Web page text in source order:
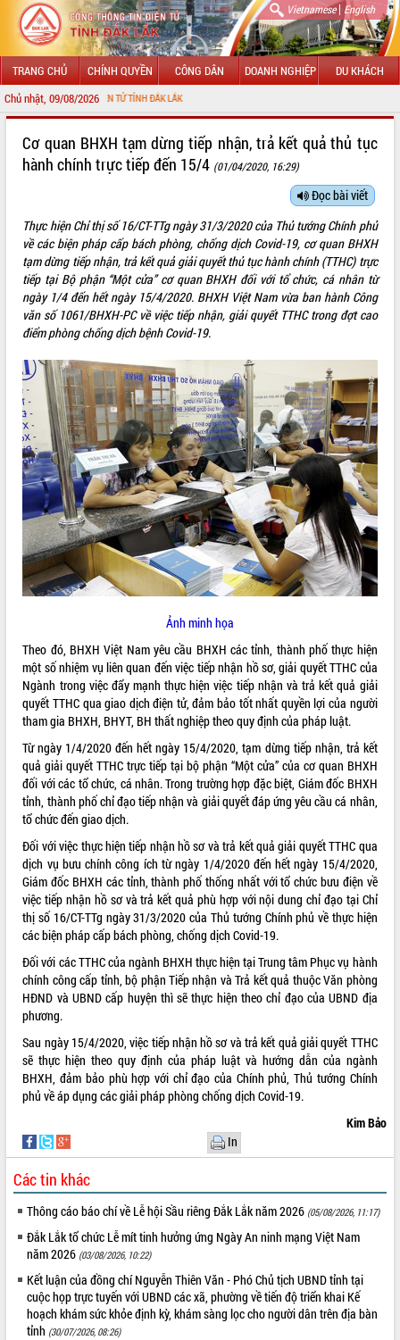
Vietnamese| English
TRANG CHỦ CHÍNH QUYỀN CÔNG DÂN DOANH NGHIỆP DU KHÁCH
Chủ nhật, 09/08/2026
TIN ĐIỆN TỬ TỈNH ĐẮK LẮK
LÃNH ĐẠO UBND TỈNH
SỞ, BAN, NGÀNH
UBND CÁC XÃ, PHƯỜNG
THÔNG TIN CHỈ ĐẠO ĐIỀU HÀNH
VĂN BẢN HĐND TỈNH
ĐIỂM TIN VĂN BẢN
QUY HOẠCH - KẾ HOẠCH
VIDEO
Không có file video nào để phát.
ALBUM ẢNH
LIÊN KẾT WEB
THỐNG KÊ TRUY CẬP
Hôm nay: 17897
Tất cả: 66103565
Cơ quan BHXH tạm dừng tiếp nhận, trả kết quả thủ tục
hành chính trực tiếp đến 15/4 (01/04/2020, 16:29)
Đọc bài viết
Thực hiện Chỉ thị số 16/CT-TTg ngày 31/3/2020 của Thủ tướng Chính phủ
về các biện pháp cấp bách phòng, chống dịch Covid-19, cơ quan BHXH
tạm dừng tiếp nhận, trả kết quả giải quyết thủ tục hành chính (TTHC) trực
tiếp tại Bộ phận “Một cửa” cơ quan BHXH đối với tổ chức, cá nhân từ
ngày 1/4 đến hết ngày 15/4/2020. BHXH Việt Nam vừa ban hành Công
văn số 1061/BHXH-PC về việc tiếp nhận, giải quyết TTHC trong đợt cao
điểm phòng chống dịch bệnh Covid-19.
Ảnh minh họa
Theo đó, BHXH Việt Nam yêu cầu BHXH các tỉnh, thành phố thực hiện
một số nhiệm vụ liên quan đến việc tiếp nhận hồ sơ, giải quyết TTHC của
Ngành trong việc đẩy mạnh thực hiện việc tiếp nhận và trả kết quả giải
quyết TTHC qua giao dịch điện tử, đảm bảo tốt nhất quyền lợi của người
tham gia BHXH, BHYT, BH thất nghiệp theo quy định của pháp luật.
Từ ngày 1/4/2020 đến hết ngày 15/4/2020, tạm dừng tiếp nhận, trả kết
quả giải quyết TTHC trực tiếp tại bộ phận “Một cửa” của cơ quan BHXH
đối với các tổ chức, cá nhân. Trong trường hợp đặc biệt, Giám đốc BHXH
tỉnh, thành phố chỉ đạo tiếp nhận và giải quyết đáp ứng yêu cầu cá nhân,
tổ chức đến giao dịch.
Đối với việc thực hiện tiếp nhận hồ sơ và trả kết quả giải quyết TTHC qua
dịch vụ bưu chính công ích từ ngày 1/4/2020 đến hết ngày 15/4/2020,
Giám đốc BHXH các tỉnh, thành phố thống nhất với tổ chức bưu điện về
việc tiếp nhận hồ sơ và trả kết quả phù hợp với nội dung chỉ đạo tại Chỉ
thị số 16/CT-TTg ngày 31/3/2020 của Thủ tướng Chính phủ về thực hiện
các biện pháp cấp bách phòng, chống dịch Covid-19.
Đối với các TTHC của ngành BHXH thực hiện tại Trung tâm Phục vụ hành
chính công cấp tỉnh, bộ phận Tiếp nhận và Trả kết quả thuộc Văn phòng
HĐND và UBND cấp huyện thì sẽ thực hiện theo chỉ đạo của UBND địa
phương.
Sau ngày 15/4/2020, việc tiếp nhận hồ sơ và trả kết quả giải quyết TTHC
sẽ thực hiện theo quy định của pháp luật và hướng dẫn của ngành
BHXH, đảm bảo phù hợp với chỉ đạo của Chính phủ, Thủ tướng Chính
phủ về áp dụng các giải pháp phòng chống dịch Covid-19.
Kim Bảo
In
Các tin khác
Thông cáo báo chí về Lễ hội Sầu riêng Đắk Lắk năm 2026 (05/08/2026, 11:17)
Đắk Lắk tổ chức Lễ mít tinh hưởng ứng Ngày An ninh mạng Việt Nam
năm 2026 (03/08/2026, 10:22)
Kết luận của đồng chí Nguyễn Thiên Văn - Phó Chủ tịch UBND tỉnh tại
cuộc họp trực tuyến với UBND các xã, phường về tiến độ triển khai Kế
hoạch khám sức khỏe định kỳ, khám sàng lọc cho người dân trên địa bàn
tỉnh (30/07/2026, 08:26)